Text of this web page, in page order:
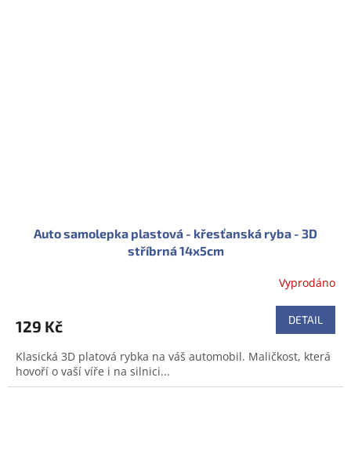
Auto samolepka plastová - křesťanská ryba - 3D
stříbrná 14x5cm
Vyprodáno
129 Kč DETAIL
Klasická 3D platová rybka na váš automobil. Maličkost, která
hovoří o vaší víře i na silnici...